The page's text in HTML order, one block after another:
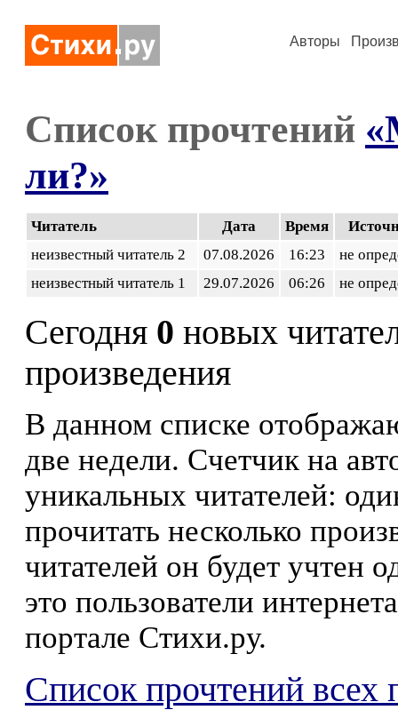
Авторы
Список прочтений
ли?»
Читатель Дата Время
неизвестный читатель 2
07.08.2026 16:23
не
неизвестный читатель 1
29.07.2026 06:26 не
Сегодня 0 новых
произведения
В данном списке
две недели. Счетчик на
уникальных читателей:
прочитать несколько
читателей он будет учтен
это пользователи
портале Стихи.ру.
Список прочтений всех